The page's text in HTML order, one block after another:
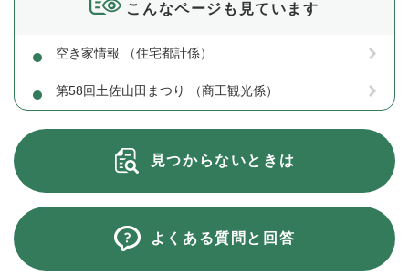
こんなページも見ています
空き家情報 （住宅都計係）
第58回土佐山田まつり （商工観光係）
見つからないときは
よくある質問と回答